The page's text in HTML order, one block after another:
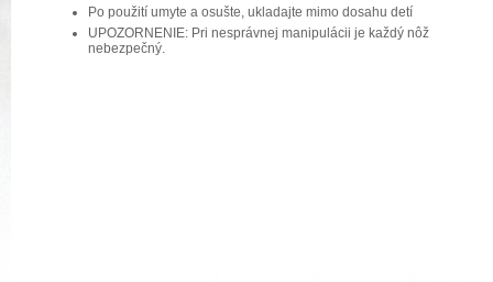
Po použití umyte a osušte, ukladajte mimo dosahu detí
UPOZORNENIE: Pri nesprávnej manipulácii je každý nôž
nebezpečný.